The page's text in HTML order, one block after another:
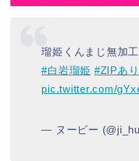
瑠姫くんまじ無加
#白岩瑠姫 #ZIPあ
pic.twitter.com/
— ヌーピー